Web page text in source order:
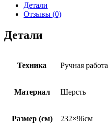
Детали
Отзывы (0)
Детали
Техника Ручная работа
Материал Шерсть
Размер (см) 232×96см